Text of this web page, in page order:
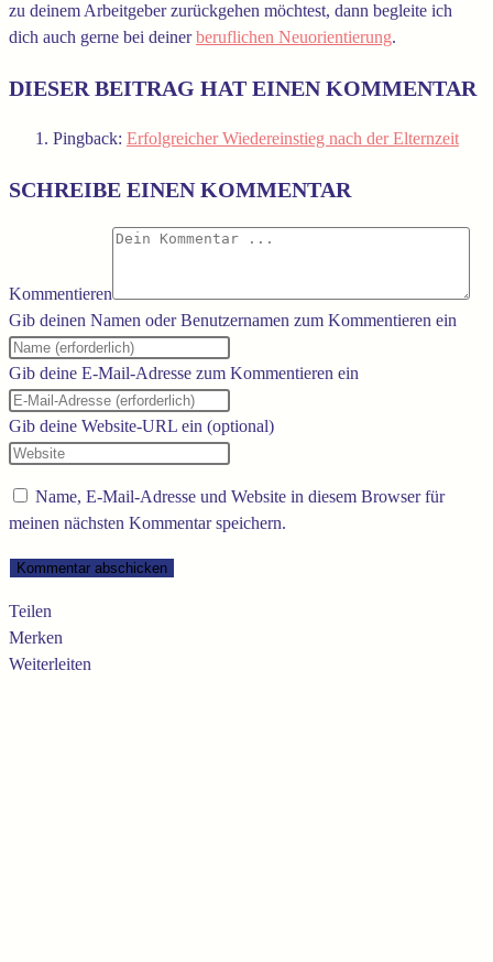
zu deinem Arbeitgeber zurückgehen möchtest, dann begleite ich
dich auch gerne bei deinerberuflichen Neuorientierung.
DIESER BEITRAG HAT EINEN KOMMENTAR
Pingback: Erfolgreicher Wiedereinstieg nach der Elternzeit
SCHREIBE EINEN KOMMENTAR
Kommentieren
Gib deinen Namen oder Benutzernamen zum Kommentieren ein
Gib deine E-Mail-Adresse zum Kommentieren ein
Gib deine Website-URL ein (optional)
Name, E-Mail-Adresse und Website in diesem Browser für
meinen nächsten Kommentar speichern.
Teilen
Merken
Weiterleiten